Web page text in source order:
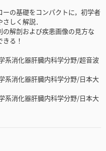
の基礎をコンパクトに，初学者
しく解説．
解剖および疾患画像の見方な
る！
消化器肝臓内科学分野/超音波
消化器肝臓内科学分野/日本大
化器肝臓内科学分野/日本大